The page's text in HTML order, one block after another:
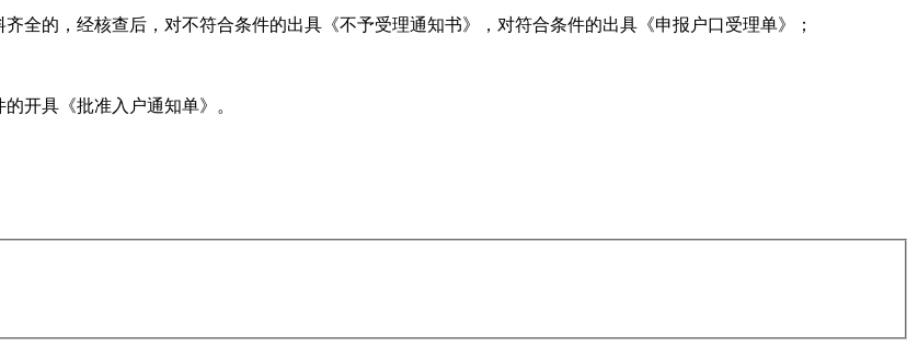
全的，经核查后，对不符合条件的出具《不予受理通知书》，对符合条件的出具《申报户口受理单》；
开具《批准入户通知单》。